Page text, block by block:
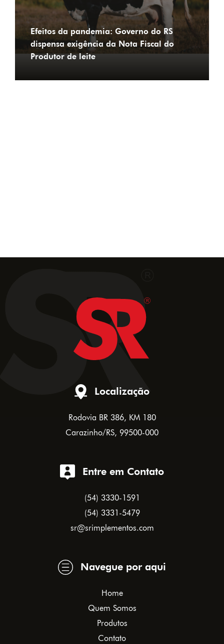
Efeitos da pandemia: Governo do RS
dispensa exigência da Nota Fiscal do
Produtor de leite
Localização
Rodovia BR 386, KM 180
Carazinho/RS, 99500-000
Entre em Contato
(54) 3330-1591
(54) 3331-5479
sr@srimplementos.com
Navegue por aqui
Home
Quem Somos
Produtos
Contato